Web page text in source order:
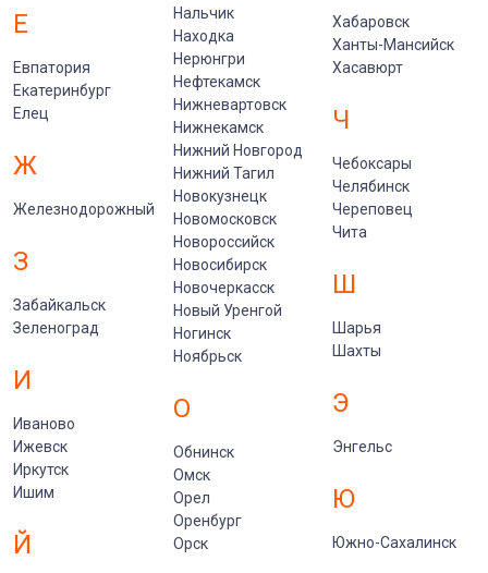
Е
Евпатория
Екатеринбург
Елец
Ж
Железнодорожный
З
Забайкальск
Зеленоград
И
Иваново
Ижевск
Иркутск
Ишим
Й
Нальчик
Находка
Нерюнгри
Нефтекамск
Нижневартовск
Нижнекамск
Нижний Новгород
Нижний Тагил
Новокузнецк
Новомосковск
Новороссийск
Новосибирск
Новочеркасск
Новый Уренгой
Ногинск
Ноябрьск
О
Обнинск
Омск
Орел
Оренбург
Орск
Хабаровск
Ханты-Мансийск
Хасавюрт
Ч
Чебоксары
Челябинск
Череповец
Чита
Ш
Шарья
Шахты
Э
Энгельс
Ю
Южно-Сахалинск